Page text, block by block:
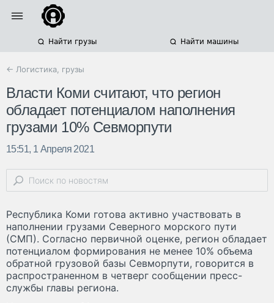
Найти грузы Найти машины
← Логистика, грузы
Власти Коми считают, что регион
обладает потенциалом наполнения
грузами 10% Севморпути
15:51, 1 Апреля 2021
Республика Коми готова активно участвовать в
наполнении грузами Северного морского пути
(СМП). Согласно первичной оценке, регион обладает
потенциалом формирования не менее 10% объема
обратной грузовой базы Севморпути, говорится в
распространенном в четверг сообщении пресс-
службы главы региона.